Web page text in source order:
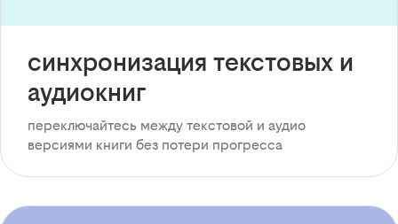
синхронизация текстовых и
аудиокниг
переключайтесь между текстовой и аудио
версиями книги без потери прогресса